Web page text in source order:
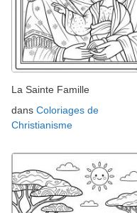
La Sainte Famille
dans Coloriages de
Christianisme